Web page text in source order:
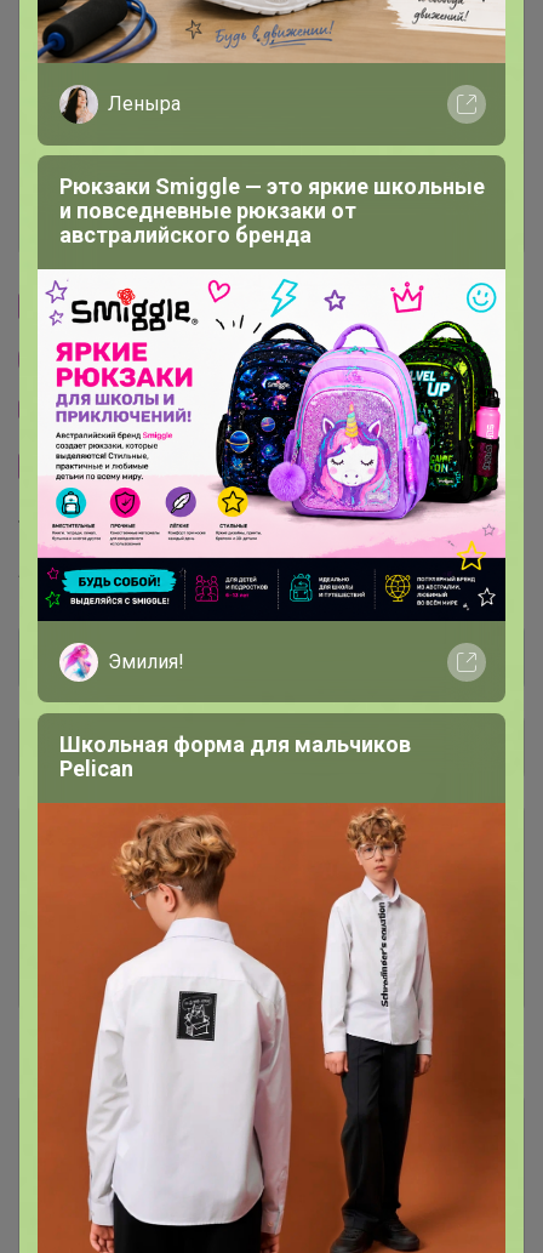
Общий каталог
Ё-батон новый поставщик,
первый выкуп!
В первые выкупы нужно собрать минималку и
по вашим заказам подобрать позиции, которые
будем держать в наличии ) После нескольких
выкупов будет как вся закупка )
#В наличии
Магний все формы
Витамины и Минералы для
спорта, фитнеса и здоровья
Описание
Условия участия
Ключевые даты
История проведённых выкупов
Cтраничка организатора
Другие СП организатора Бонифаций
Тема отзывов
Сайт закупки
Торговые марки
Академия-Т™ Be First™
Леныра
Рюкзаки Smiggle — это яркие школьные
и повседневные рюкзаки от
австралийского бренда
Эмилия!
Школьная форма для мальчиков
Pelican